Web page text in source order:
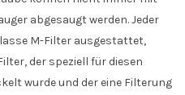
abgesaugt werden. Jeder
M-Filter ausgestattet,
der speziell für diesen
wurde und der eine Filterung